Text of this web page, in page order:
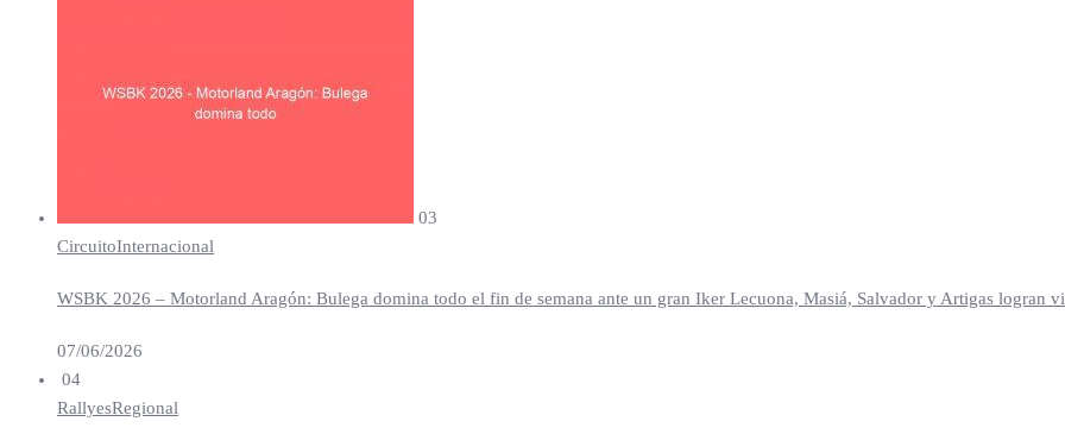
03
CircuitoInternacional
WSBK 2026 – Motorland Aragón: Bulega domina todo el fin de semana ante un gran Iker Lecuona, Masiá, Salvador y Artigas logran
07/06/2026
04
RallyesRegional